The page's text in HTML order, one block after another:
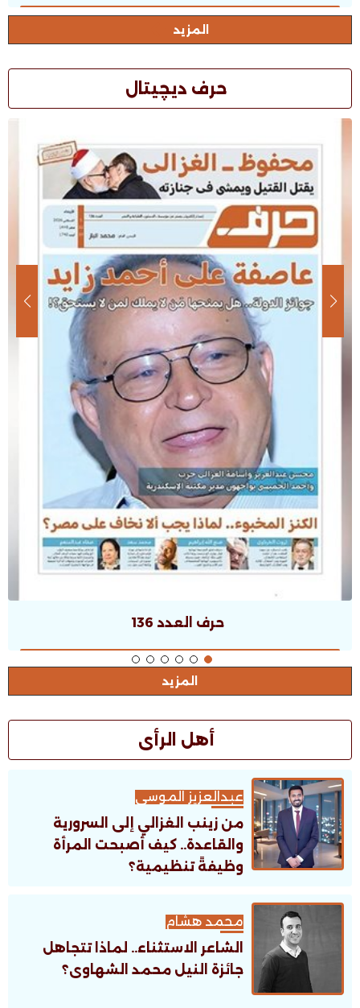
المزيد
حرف ديچيتال
حرف العدد 135
المزيد
أهل الرأى
عبدالعزيز الموسى
من زينب الغزالي إلى السرورية
والقاعدة.. كيف أصبحت المرأة
وظيفةً تنظيمية؟
محمد هشام
الشاعر الاستثناء.. لماذا تتجاهل
جائزة النيل محمد الشهاوى؟